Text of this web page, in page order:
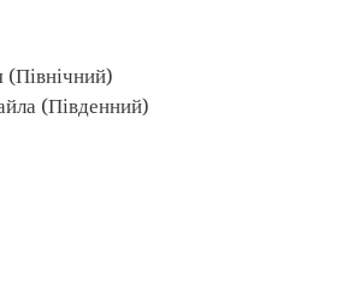
(Північний)
(Південний)